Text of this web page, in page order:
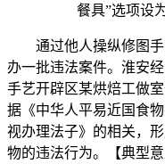
餐具”选项设
通过他人操纵修图手
办一批违法案件。淮安
手艺开辟区某烘焙工做
据《中华人平易近国食
视办理法子》的相关，
物的违法行为。【典型